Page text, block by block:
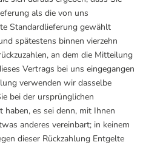
als die von uns
Standardlieferung gewählt
spätestens binnen vierzehn
an dem die Mitteilung
Vertrags bei uns eingegangen
verwenden wir dasselbe
bei der ursprünglichen
haben, es sei denn, mit Ihnen
anderes vereinbart; in keinem
dieser Rückzahlung Entgelte